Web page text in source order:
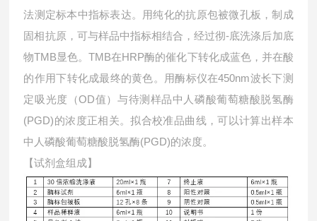
法测定标本中指标表达。用纯化的抗原包被微孔板，制成
固相抗原，可与样品中指标相结合，经过彻-底洗涤后加底
物TMB显色。TMB在HRP酶的催化下转化成蓝色，并在酸
的作用下转化成最终的黄色。用酶标仪在450nm波长下测
定吸光度（OD值）与待测样品中 人磷酸葡萄糖酸脱氢酶
(PGD)的浓度正相关。拟合校准品曲线，可以计算出样本
中 人磷酸葡萄糖酸脱氢酶(PGD)的浓度。
【试剂盒组成】